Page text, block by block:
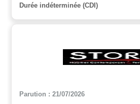
Durée indéterminée (CDI)
Parution : 21/07/2026